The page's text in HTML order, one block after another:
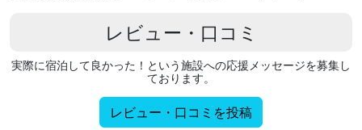
レビュー・口コミ
実際に宿泊して良かった！という施設への応援メッセージを募集し
ております。
レビュー・口コミを投稿